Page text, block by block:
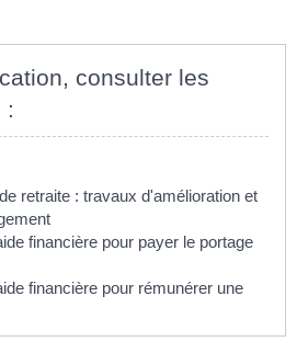
consulter les
:
retraite : travaux d'amélioration et
financière pour payer le portage
financière pour rémunérer une